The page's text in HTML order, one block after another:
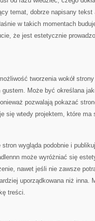
temat, dobrze napisany tekst
w takich momentach
że jest estetycznie
tworzenia wokół
Może być określana
pozwalają pokazać
się wtedy projektem, które ma
wygląda podobnie i
może wyróżniać się
nawet jeśli nie zawsze
uporządkowana niż inna.
treści.